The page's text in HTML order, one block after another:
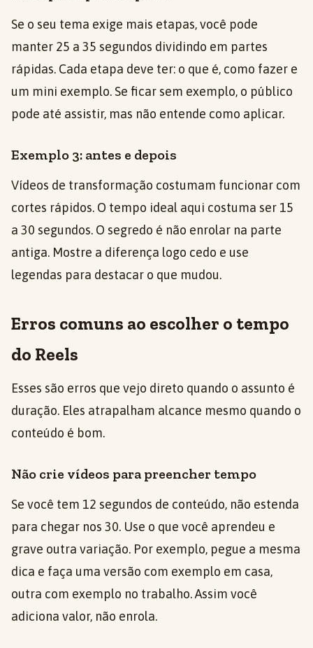
Se o seu tema exige mais etapas, você pode
manter 25 a 35 segundos dividindo em partes
rápidas. Cada etapa deve ter: o que é, como fazer e
um mini exemplo. Se ficar sem exemplo, o público
pode até assistir, mas não entende como aplicar.
Exemplo 3: antes e depois
Vídeos de transformação costumam funcionar com
cortes rápidos. O tempo ideal aqui costuma ser 15
a 30 segundos. O segredo é não enrolar na parte
antiga. Mostre a diferença logo cedo e use
legendas para destacar o que mudou.
Erros comuns ao escolher o tempo
do Reels
Esses são erros que vejo direto quando o assunto é
duração. Eles atrapalham alcance mesmo quando o
conteúdo é bom.
Não crie vídeos para preencher tempo
Se você tem 12 segundos de conteúdo, não estenda
para chegar nos 30. Use o que você aprendeu e
grave outra variação. Por exemplo, pegue a mesma
dica e faça uma versão com exemplo em casa,
outra com exemplo no trabalho. Assim você
adiciona valor, não enrola.